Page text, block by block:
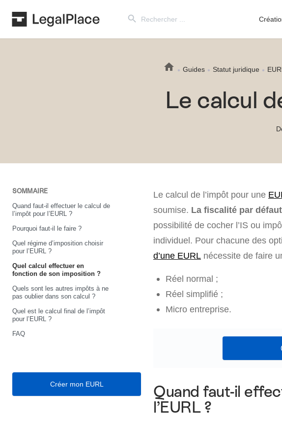
for:
Guides Statut juridique
Le calcul
SOMMAIRE
Quand faut-il effectuer le calcul de
l’impôt pour l’EURL ?
Pourquoi faut-il le faire ?
Quel régime d’imposition choisir
pour l’EURL ?
Quel calcul effectuer en
fonction de son imposition ?
Quels sont les autres impôts à ne
pas oublier dans son calcul ?
Quel est le calcul final de l’impôt
pour l’EURL ?
FAQ
Créer mon EURL
Le calcul de l’impôt pour une
soumise. La fiscalité par
possibilité de cocher l’IS ou
individuel. Pour chacune des
d’une EURL nécessite de faire
Réel normal ;
Réel simplifié ;
Micro entreprise.
Quand faut-il
l’EURL ?